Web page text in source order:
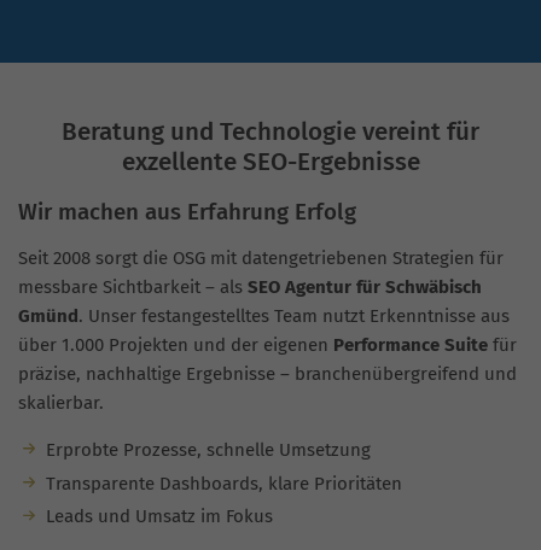
Beratung und Technologie vereint für
exzellente SEO-Ergebnisse
Wir machen aus Erfahrung Erfolg
Seit 2008 sorgt die OSG mit datengetriebenen Strategien für
messbare Sichtbarkeit – als SEO Agentur für Schwäbisch
Gmünd. Unser festangestelltes Team nutzt Erkenntnisse aus
über 1.000 Projekten und der eigenen Performance Suite für
präzise, nachhaltige Ergebnisse – branchenübergreifend und
skalierbar.
Erprobte Prozesse, schnelle Umsetzung
Transparente Dashboards, klare Prioritäten
Leads und Umsatz im Fokus